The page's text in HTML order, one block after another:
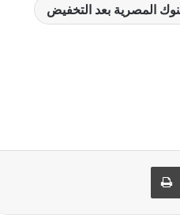
المصرية بعد التخفيض